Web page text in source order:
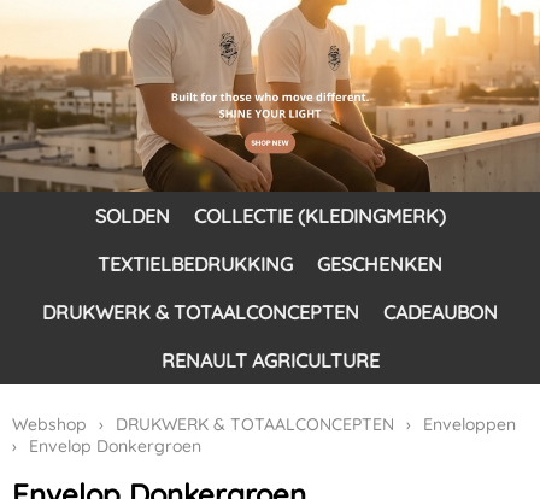
SOLDEN
COLLECTIE (KLEDINGMERK)
TEXTIELBEDRUKKING
GESCHENKEN
DRUKWERK & TOTAALCONCEPTEN
CADEAUBON
RENAULT AGRICULTURE
Webshop › DRUKWERK & TOTAALCONCEPTEN ›
Enveloppen
›
Envelop Donkergroen